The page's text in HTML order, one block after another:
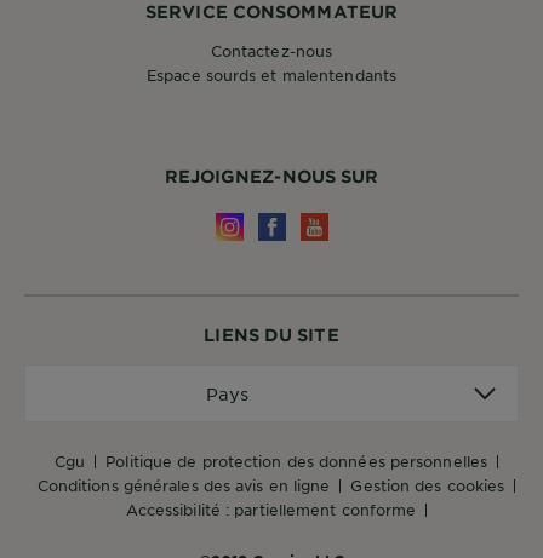
LIENS DU SITE
cgu
politique de protection des données personnelles
conditions générales des avis en ligne
gestion des cookies
accessibilité : partiellement conforme
Pays
REJOIGNEZ-NOUS SUR
SERVICE CONSOMMATEUR
Contactez-nous
Espace sourds et malentendants